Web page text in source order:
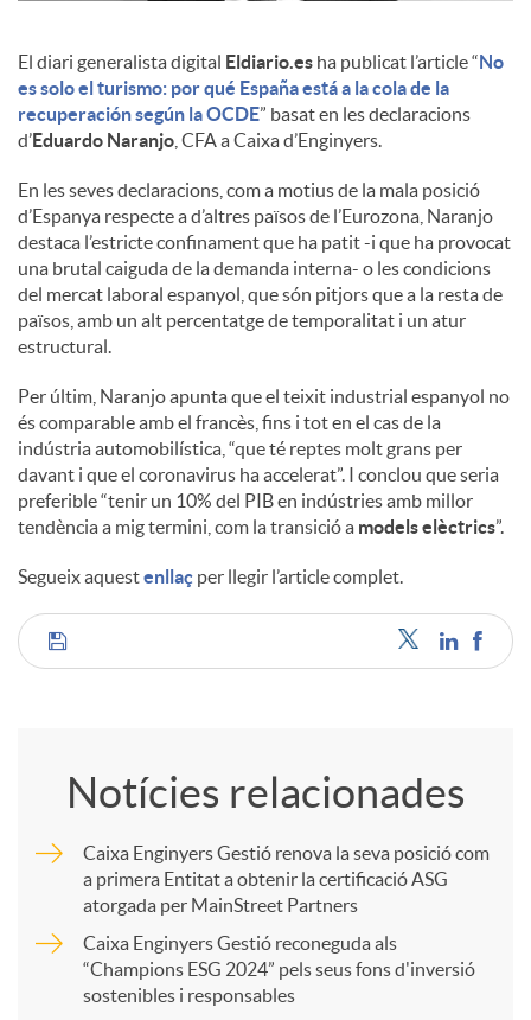
c
o
n
t
i
n
g
u
t
El diari generalista digital Eldiario.es ha publicat l’article “No
es solo el turismo: por qué España está a la cola de la
recuperación según la OCDE” basat en les declaracions
d’Eduardo Naranjo , CFA a Caixa d’Enginyers.
En les seves declaracions, com a motius de la mala posició
d’Espanya respecte a d’altres països de l’Eurozona, Naranjo
destaca l’estricte confinament que ha patit -i que ha provocat
una brutal caiguda de la demanda interna- o les condicions
del mercat laboral espanyol, que són pitjors que a la resta de
països, amb un alt percentatge de temporalitat i un atur
estructural.
Per últim, Naranjo apunta que el teixit industrial espanyol no
és comparable amb el francès, fins i tot en el cas de la
indústria automobilística, “que té reptes molt grans per
davant i que el coronavirus ha accelerat”. I conclou que seria
preferible “tenir un 10% del PIB en indústries amb millor
tendència a mig termini, com la transició a models elèctrics”.
Segueix aquestenllaç per llegir l’article complet.
C
Notícies relacionades
Caixa Enginyers Gestió renova la seva posició com
a primera Entitat a obtenir la certificació ASG
atorgada per MainStreet Partners
Caixa Enginyers Gestió reconeguda als
“Champions ESG 2024” pels seus fons d'inversió
sostenibles i responsables